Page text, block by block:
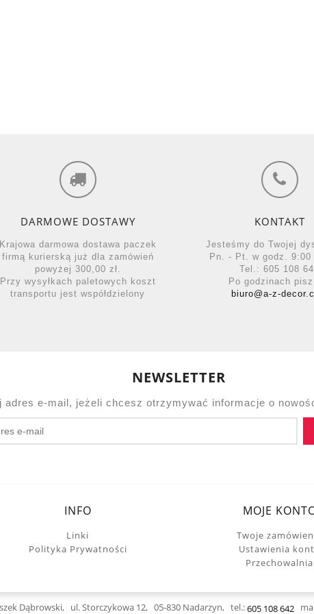
DARMOWE DOSTAWY
Krajowa darmowa dostawa paczek
firmą kurierską już dla zamówień
powyżej 300,00 zł.
Przy wysyłkach paletowych koszt
transportu jest współdzielony
KONTAKT
Jesteśmy do Twojej
Pn. - Pt. w godz. 9:00
Tel.: 605 108
Po godzinach
biuro@a-z-
NEWSLETTER
adres e-mail, jeżeli chcesz otrzymywać informacje o
INFO
Linki
Polityka Prywatności
MOJE
Twoje
Ustawienia
Przechowalnia
Dąbrowski, ul. Storczykowa 12, 05-830 Nadarzyn, tel.:605 108 642